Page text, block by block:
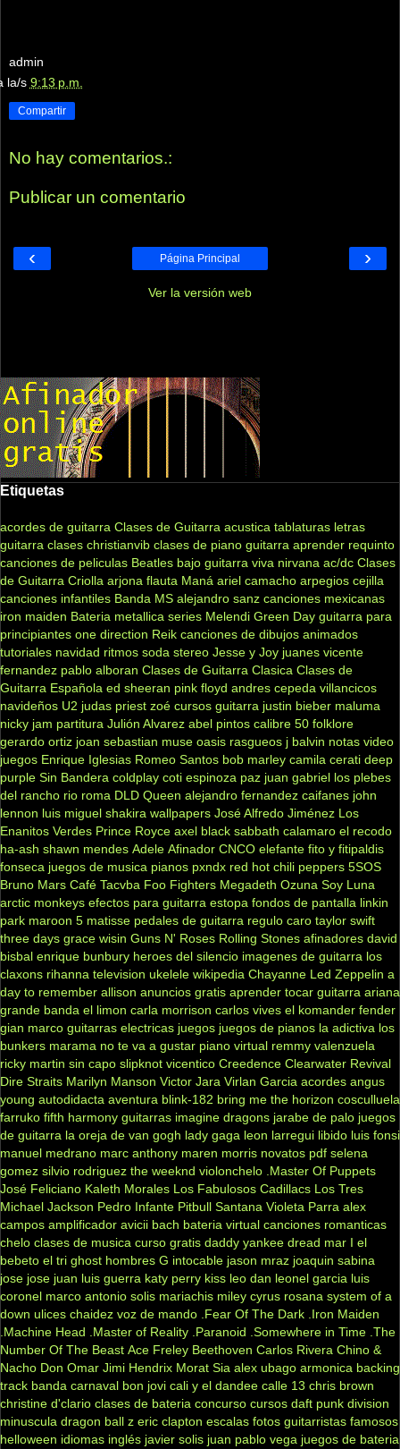
admin
la/s 9:13 p.m.
Compartir
No hay comentarios.:
Publicar un comentario
‹ ›
Página Principal
Ver la versión web
Etiquetas
acordes de guitarra Clases de Guitarra acustica tablaturas letras
guitarra clases christianvib clases de piano guitarra aprender requinto
canciones de peliculas Beatles bajo guitarra viva nirvana ac/dc Clases
de Guitarra Criolla arjona flauta Maná ariel camacho arpegios cejilla
canciones infantiles Banda MS alejandro sanz canciones mexicanas
iron maiden Bateria metallica series Melendi Green Day guitarra para
principiantes one direction Reik canciones de dibujos animados
tutoriales navidad ritmos soda stereo Jesse y Joy juanes vicente
fernandez pablo alboran Clases de Guitarra Clasica Clases de
Guitarra Española ed sheeran pink floyd andres cepeda villancicos
navideños U2 judas priest zoé cursos guitarra justin bieber maluma
nicky jam partitura Julión Alvarez abel pintos calibre 50 folklore
gerardo ortiz joan sebastian muse oasis rasgueos j balvin notas video
juegos Enrique Iglesias Romeo Santos bob marley camila cerati deep
purple Sin Bandera coldplay coti espinoza paz juan gabriel los plebes
del rancho rio roma DLD Queen alejandro fernandez caifanes john
lennon luis miguel shakira wallpapers José Alfredo Jiménez Los
Enanitos Verdes Prince Royce axel black sabbath calamaro el recodo
ha-ash shawn mendes Adele Afinador CNCO elefante fito y fitipaldis
fonseca juegos de musica pianos pxndx red hot chili peppers 5SOS
Bruno Mars Café Tacvba Foo Fighters Megadeth Ozuna Soy Luna
arctic monkeys efectos para guitarra estopa fondos de pantalla linkin
park maroon 5 matisse pedales de guitarra regulo caro taylor swift
three days grace wisin Guns N' Roses Rolling Stones afinadores david
bisbal enrique bunbury heroes del silencio imagenes de guitarra los
claxons rihanna television ukelele wikipedia Chayanne Led Zeppelin a
day to remember allison anuncios gratis aprender tocar guitarra ariana
grande banda el limon carla morrison carlos vives el komander fender
gian marco guitarras electricas juegos juegos de pianos la adictiva los
bunkers marama no te va a gustar piano virtual remmy valenzuela
ricky martin sin capo slipknot vicentico Creedence Clearwater Revival
Dire Straits Marilyn Manson Victor Jara Virlan Garcia acordes angus
young autodidacta aventura blink-182 bring me the horizon cosculluela
farruko fifth harmony guitarras imagine dragons jarabe de palo juegos
de guitarra la oreja de van gogh lady gaga leon larregui libido luis fonsi
manuel medrano marc anthony maren morris novatos pdf selena
gomez silvio rodriguez the weeknd violonchelo .Master Of Puppets
José Feliciano Kaleth Morales Los Fabulosos Cadillacs Los Tres
Michael Jackson Pedro Infante Pitbull Santana Violeta Parra alex
campos amplificador avicii bach bateria virtual canciones romanticas
chelo clases de musica curso gratis daddy yankee dread mar I el
bebeto el tri ghost hombres G intocable jason mraz joaquin sabina
jose jose juan luis guerra katy perry kiss leo dan leonel garcia luis
coronel marco antonio solis mariachis miley cyrus rosana system of a
down ulices chaidez voz de mando .Fear Of The Dark .Iron Maiden
.Machine Head .Master of Reality .Paranoid .Somewhere in Time .The
Number Of The Beast Ace Freley Beethoven Carlos Rivera Chino &
Nacho Don Omar Jimi Hendrix Morat Sia alex ubago armonica backing
track banda carnaval bon jovi cali y el dandee calle 13 chris brown
christine d'clario clases de bateria concurso cursos daft punk division
minuscula dragon ball z eric clapton escalas fotos guitarristas famosos
helloween idiomas inglés javier solis juan pablo vega juegos de bateria